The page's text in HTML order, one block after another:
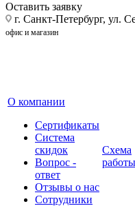
Оставить заявку
г. Санкт-Петербург, ул.
офис и магазин
О компании
Сертификаты
Система
скидок
Вопрос -
ответ
Отзывы о нас
Сотрудники
Схема
работы